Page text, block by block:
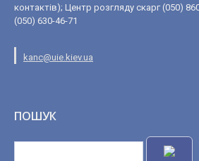
контактів); Центр розгляду скарг (050)
(050) 630-46-71
kanc@uie.kiev.ua
ПОШУК